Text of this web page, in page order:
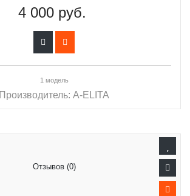
4 000 руб.
1 модель
Производитель: A-ELITA
Отзывов (0)